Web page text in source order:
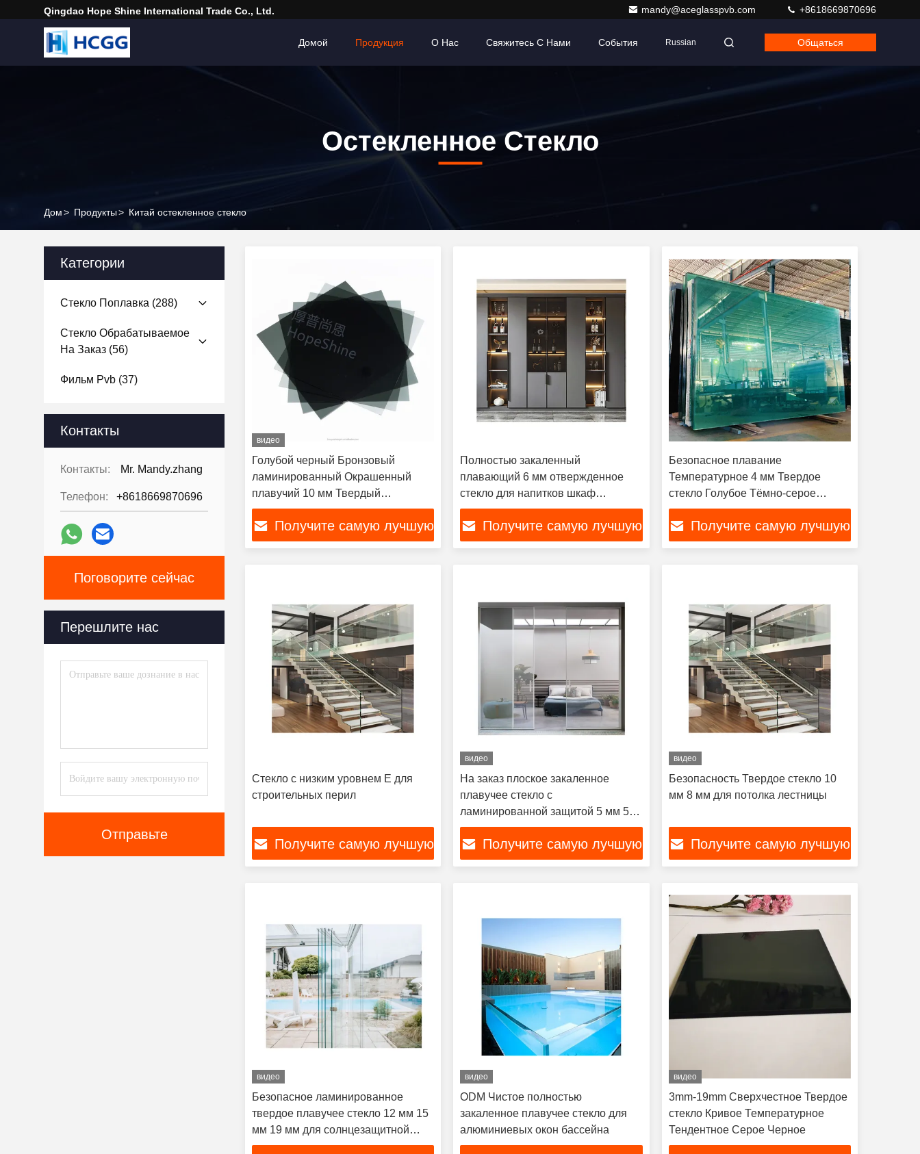
Qingdao Hope Shine International Trade Co., Ltd. mandy@aceglasspvb.com +8618669870696
Домой Продукция О Нас Свяжитесь С Нами События Russian Общаться
Остекленное Стекло
Дом> Продукты> Китай остекленное стекло
Категории
Стекло Поплавка (288)
Стекло Обрабатываемое
На Заказ (56)
Фильм Pvb (37)
Контакты
Контакты: Mr. Mandy.zhang
Телефон: +8618669870696
Поговорите сейчас
Перешлите нас
Отправьте
видео
Голубой черный Бронзовый
ламинированный Окрашенный
плавучий 10 мм Твердый
стеклянный лист
Получите самую лучшую
Полностью закаленный
плавающий 6 мм отвержденное
стекло для напитков шкаф
Алюминиевые окна
Получите самую лучшую
Безопасное плавание
Температурное 4 мм Твердое
стекло Голубое Тёмно-серое
Ультрачестное Размер по заказу
Получите самую лучшую
Стекло с низким уровнем E для
строительных перил
Получите самую лучшую
видео
На заказ плоское закаленное
плавучее стекло с
ламинированной защитой 5 мм 5,5
мм
Получите самую лучшую
видео
Безопасность Твердое стекло 10
мм 8 мм для потолка лестницы
Получите самую лучшую
видео
Безопасное ламинированное
твердое плавучее стекло 12 мм 15
мм 19 мм для солнцезащитной
комнаты
видео
ODM Чистое полностью
закаленное плавучее стекло для
алюминиевых окон бассейна
видео
3mm-19mm Сверхчестное Твердое
стекло Кривое Температурное
Тендентное Серое Черное